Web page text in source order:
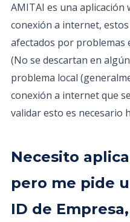
AMITAI es una aplicación
conexión a internet,
afectados por problemas
(No se descartan en
problema local
conexión a internet que
validar esto es necesario
Necesito
pero me pide
ID de